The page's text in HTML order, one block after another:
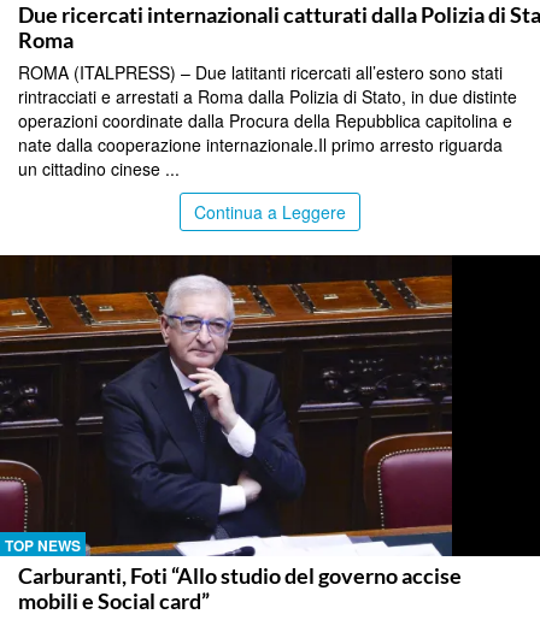
Due ricercati internazionali catturati dalla Polizia di
Roma
ROMA (ITALPRESS) – Due latitanti ricercati all’estero sono stati
rintracciati e arrestati a Roma dalla Polizia di Stato, in due distinte
operazioni coordinate dalla Procura della Repubblica capitolina e
nate dalla cooperazione internazionale.Il primo arresto riguarda
un cittadino cinese ...
Continua a Leggere
TOP NEWS
Carburanti, Foti “Allo studio del governo accise
mobili e Social card”